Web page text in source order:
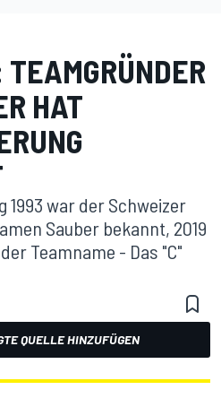
HAT
1993 war der Schweizer
Sauber bekannt, 2019
Teamname - Das "C"
QUELLE HINZUFÜGEN